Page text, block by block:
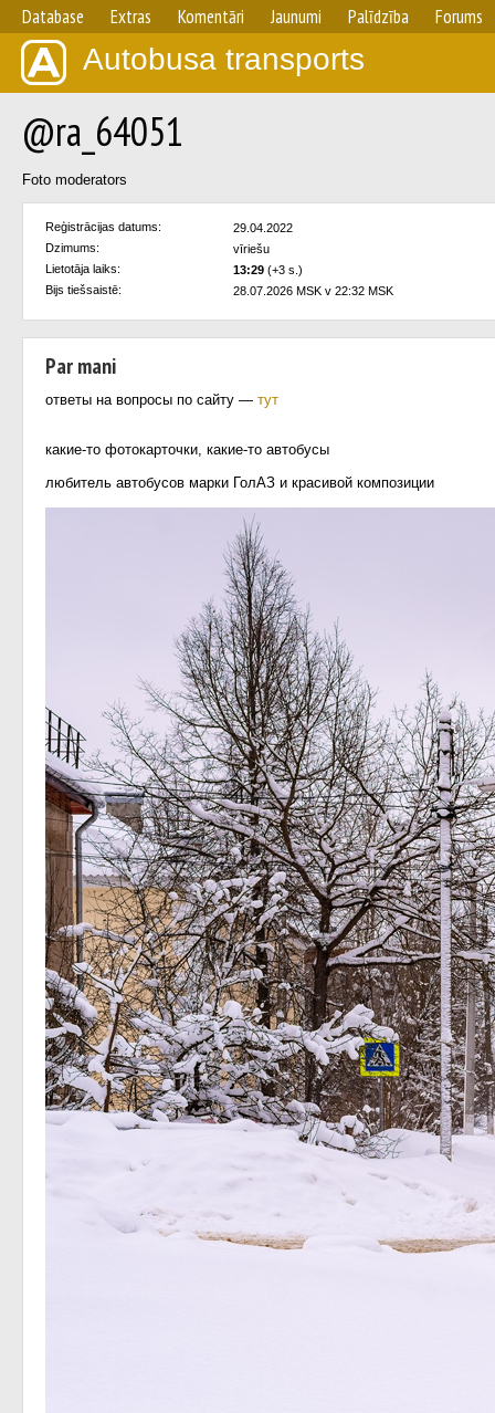
Database Extras Komentāri Jaunumi Palīdzība Forums
Autobusa transports
@ra_64051
Foto moderators
Reģistrācijas datums:
29.04.2022
Dzimums:
vīriešu
Lietotāja laiks:
13:29 (+3 s.)
Bijs tiešsaistē:
28.07.2026 MSK v 22:32 MSK
Par mani
ответы на вопросы по сайту — тут
какие-то фотокарточки, какие-то автобусы
любитель автобусов марки ГолАЗ и красивой композиции